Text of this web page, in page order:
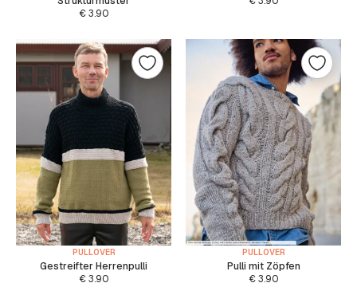
€3.90
PULLOVER
Gestreifter Herrenpulli
€3.90
PULLOVER
Pulli mit Zöpfen
€3.90